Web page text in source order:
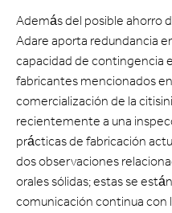
Además del posible ahorro
Adare aporta redundancia
capacidad de contingencia
fabricantes mencionados
comercialización de la
recientemente a una
prácticas de fabricación
dos observaciones
orales sólidas; estas se
comunicación continua con